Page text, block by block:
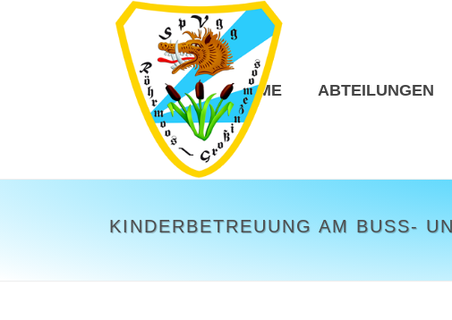
HOME ABTEILUNGEN
KINDERBETREUUNG AM BUSS-